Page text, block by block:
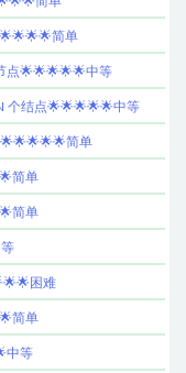
简单
点🌟🌟🌟🌟🌟中等
个结点🌟🌟🌟🌟🌟中等
简单
简单
简单
困难
简单
中等